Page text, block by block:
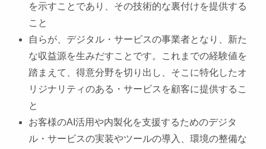
を示すことであり、その技術的な裏付けを提供する
こと
自らが、デジタル・サービスの事業者となり、新た
な収益源を生みだすことです。これまでの経験値を
踏まえて、得意分野を切り出し、そこに特化したオ
リジナリティのある・サービスを顧客に提供するこ
と
お客様のAI活用や内製化を支援するためのデジタ
ル・サービスの実装やツールの導入、環境の整備な